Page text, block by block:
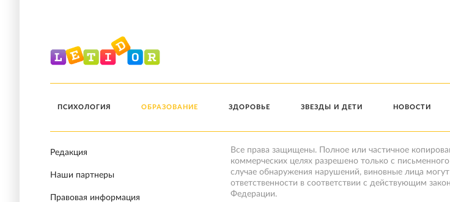
ПСИХОЛОГИЯ ОБРАЗОВАНИЕ ЗДОРОВЬЕ ЗВЕЗДЫ И ДЕТИ НОВОСТИ
Редакция
Наши партнеры
Правовая информация
Все права защищены. Полное или частичное
коммерческих целях разрешено только с
случае обнаружения нарушений, виновные лица
ответственности в соответствии с действующим
Федерации.